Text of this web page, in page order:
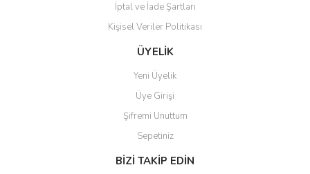
Gönder
İptal ve İade Şartları
Kişisel Veriler Politikası
ÜYELİK
Yeni Üyelik
Üye Girişi
Şifremi Unuttum
Sepetiniz
BİZİ TAKİP EDİN